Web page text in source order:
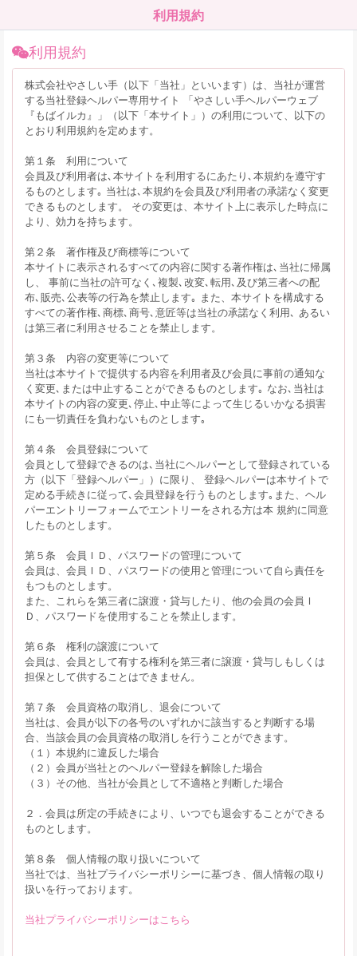
利用規約
利用規約
株式会社やさしい手（以下「当社」といいます）は、当社が運営
する当社登録ヘルパー専用サイト 「やさしい手ヘルパーウェブ
『もばイルカ』」（以下「本サイト」）の利用について、以下の
とおり利用規約を定めます。
第１条 利用について
会員及び利用者は､本サイトを利用するにあたり､本規約を遵守す
るものとします｡ 当社は､本規約を会員及び利用者の承諾なく変更
できるものとします。 その変更は、本サイト上に表示した時点に
より、効力を持ちます。
第２条 著作権及び商標等について
本サイトに表示されるすべての内容に関する著作権は､当社に帰属
し、 事前に当社の許可なく､複製､改変､転用､及び第三者への配
布､販売､公表等の行為を禁止します｡ また、本サイトを構成する
すべての著作権､商標､商号､意匠等は当社の承諾なく利用､ あるい
は第三者に利用させることを禁止します。
第３条 内容の変更等について
当社は本サイトで提供する内容を利用者及び会員に事前の通知な
く変更､または中止することができるものとします｡ なお､当社は
本サイトの内容の変更､停止､中止等によって生じるいかなる損害
にも一切責任を負わないものとします｡
第４条 会員登録について
会員として登録できるのは､当社にヘルパーとして登録されている
方（以下「登録ヘルパー」）に限り、 登録ヘルパーは本サイトで
定める手続きに従って､会員登録を行うものとします｡また、ヘル
パーエントリーフォームでエントリーをされる方は本 規約に同意
したものとします。
第５条 会員ＩＤ、パスワードの管理について
会員は、会員ＩＤ、パスワードの使用と管理について自ら責任を
もつものとします。
また、これらを第三者に譲渡・貸与したり、他の会員の会員Ｉ
Ｄ、パスワードを使用することを禁止します。
第６条 権利の譲渡について
会員は、会員として有する権利を第三者に譲渡・貸与しもしくは
担保として供することはできません。
第７条 会員資格の取消し、退会について
当社は、会員が以下の各号のいずれかに該当すると判断する場
合、当該会員の会員資格の取消しを行うことができます。
（１）本規約に違反した場合
（２）会員が当社とのヘルパー登録を解除した場合
（３）その他、当社が会員として不適格と判断した場合
２．会員は所定の手続きにより、いつでも退会することができる
ものとします。
第８条 個人情報の取り扱いについて
当社では、当社プライバシーポリシーに基づき、個人情報の取り
扱いを行っております。
当社プライバシーポリシーはこちら